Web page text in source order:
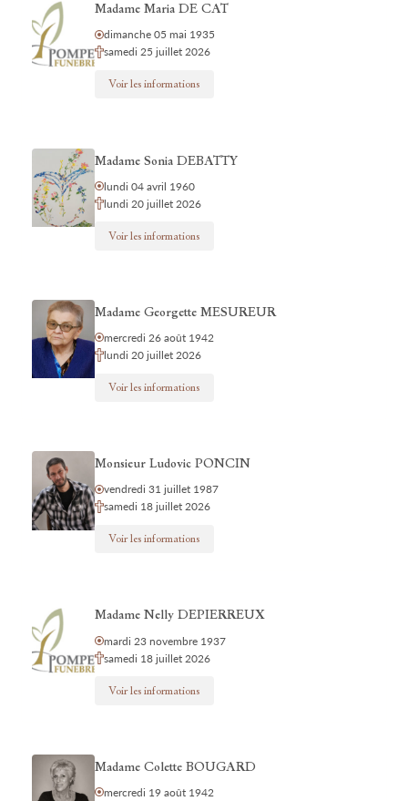
Madame Maria DE CAT
dimanche 05 mai 1935
samedi 25 juillet 2026
Voir les informations
Madame Sonia DEBATTY
lundi 04 avril 1960
lundi 20 juillet 2026
Voir les informations
Madame Georgette MESUREUR
mercredi 26 août 1942
lundi 20 juillet 2026
Voir les informations
Monsieur Ludovic PONCIN
vendredi 31 juillet 1987
samedi 18 juillet 2026
Voir les informations
Madame Nelly DEPIERREUX
mardi 23 novembre 1937
samedi 18 juillet 2026
Voir les informations
Madame Colette BOUGARD
mercredi 19 août 1942